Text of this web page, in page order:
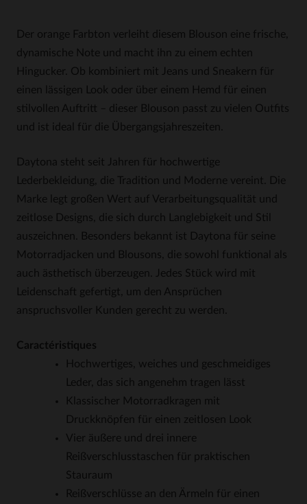
Der orange Farbton verleiht diesem Blouson eine frische,
dynamische Note und macht ihn zu einem echten
Hingucker. Ob kombiniert mit Jeans und Sneakern für
einen lässigen Look oder über einem Hemd für einen
stilvollen Auftritt – dieser Blouson passt zu vielen Outfits
und ist ideal für die Übergangsjahreszeiten.
Daytona steht seit Jahren für hochwertige
Lederbekleidung, die Tradition und Moderne vereint. Die
Marke legt großen Wert auf Verarbeitungsqualität und
zeitlose Designs, die sich durch Langlebigkeit und Stil
auszeichnen. Besonders bekannt ist Daytona für seine
Motorradjacken und Blousons, die sowohl funktional als
auch ästhetisch überzeugen. Jedes Stück wird mit
Leidenschaft gefertigt, um den Ansprüchen
anspruchsvoller Kunden gerecht zu werden.
Caractéristiques
Hochwertiges, weiches und geschmeidiges
Leder, das sich angenehm tragen lässt
Klassischer Motorradkragen mit
Druckknöpfen für einen zeitlosen Look
Vier äußere und drei innere
Reißverschlusstaschen für praktischen
Stauraum
Reißverschlüsse an den Ärmeln für einen